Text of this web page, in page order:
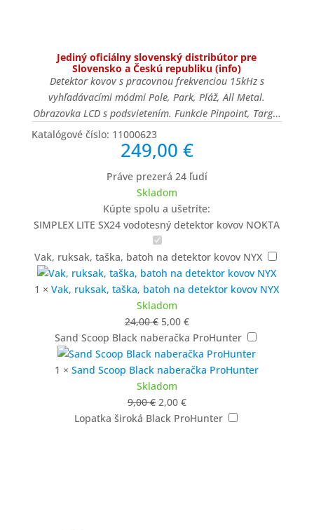
Jediný oficiálny slovenský distribútor pre
Slovensko a Českú republiku (info)
Detektor kovov s pracovnou frekvenciou 15kHz s
vyhľadávacími módmi Pole, Park, Pláž, All Metal.
Obrazovka LCD s podsvietením. Funkcie Pinpoint, Target
ID, Notch diskriminácia, Frequency Shift, Iron Off,
Ground Suppressor, Threshold, automatické a manuálne
vyváženie zeme, podsvietená klávesnica, osvetlenie
pracovnej plochy. Aktualizácie cez dátové pripojenie.
Cievka SX24 24x15cm. Vodotesný do 5m. Váha iba
1,2kg. Napájanie zabudovanou Li-Pol batériou s veľkou
kapacitou 2300mAh, alebo externou powerbankou.
Katalógové číslo: 11000623
249,00 €
Práve prezerá 24ľudí
Skladom
Kúpte spolu a ušetríte:
SIMPLEX LITE SX24 vodotesný detektor kovov NOKTA
Vak, ruksak, taška, batoh na detektor kovov NYX
1 ×Vak, ruksak, taška, batoh na detektor kovov NYX
Skladom
24,00€ Pôvodná
cena
bola:
24,00 €.
5,00 €Aktuálna
cena
je:
5,00 €.
Sand Scoop Black naberačka ProHunter
1 ×Sand Scoop Black naberačka ProHunter
Skladom
9,00€ Pôvodná
cena
2,00 €Aktuálna
cena
Lopatka široká Black ProHunter